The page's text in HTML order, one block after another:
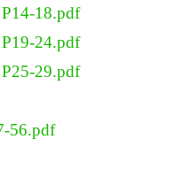
18.pdf
24.pdf
29.pdf
56.pdf